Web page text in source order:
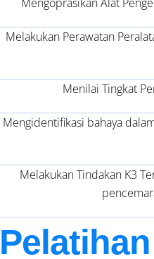
Melakukan Perawatan
Menilai Tingkat
Mengidentifikasi bahaya
Melakukan Tindakan K3
Pelatihan